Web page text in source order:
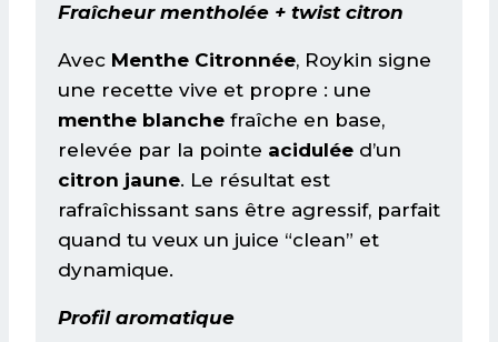
Fraîcheur mentholée + twist citron
Avec Menthe Citronnée, Roykin signe
une recette vive et propre : une
menthe blanche fraîche en base,
relevée par la pointe acidulée d’un
citron jaune. Le résultat est
rafraîchissant sans être agressif, parfait
quand tu veux un juice “clean” et
dynamique.
Profil aromatique